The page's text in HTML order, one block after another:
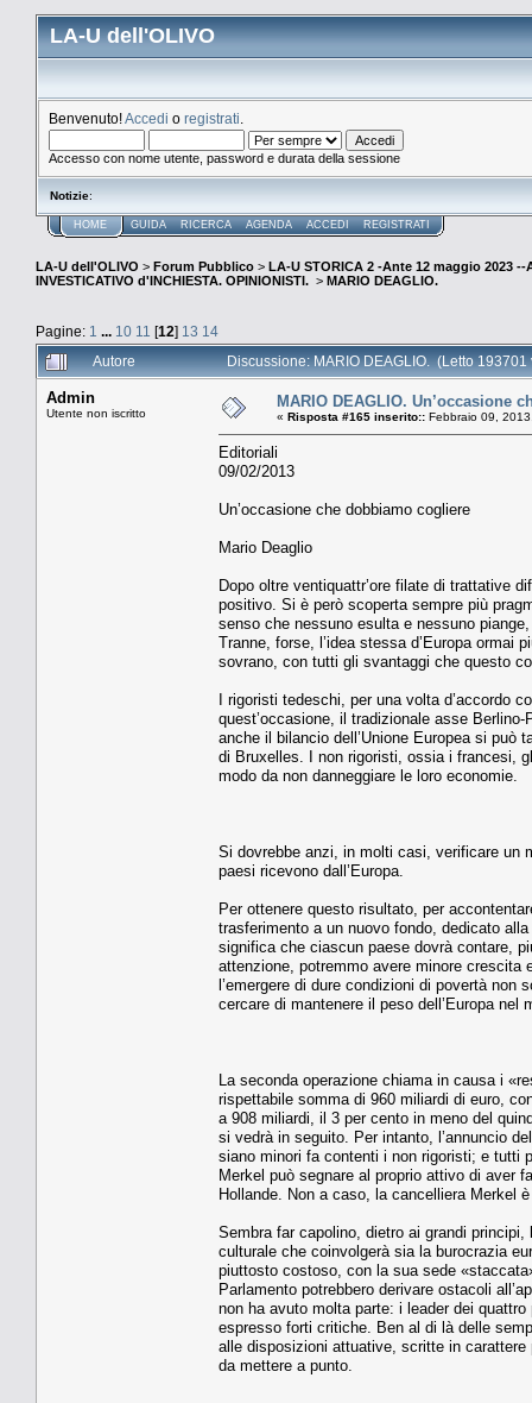
LA-U dell'OLIVO
Benvenuto!Accedi o registrati
Accesso con nome utente, password e durata della sessione
Notizie:
HOME GUIDA RICERCA AGENDA ACCEDI REGISTRATI
LA-U dell'OLIVO > Forum Pubblico > LA-U STORICA 2 -Ante 12 maggio 2023 --
INVESTICATIVO d'INCHIESTA. OPINIONISTI. > MARIO DEAGLIO.
Pagine: 1 ... 10 11 [12] 13 14
Autore
Discussione: MARIO DEAGLIO. (Letto 193701
Admin
Utente non iscritto
MARIO DEAGLIO. Un’occasione
« Risposta #165 inserito:: Febbraio 09,
Editoriali
09/02/2013
Un’occasione che dobbiamo cogliere
Mario Deaglio
Dopo oltre ventiquattr’ore filate di trattative
positivo. Si è però scoperta sempre più
senso che nessuno esulta e nessuno
Tranne, forse, l’idea stessa d’Europa ormai
sovrano, con tutti gli svantaggi che questo
I rigoristi tedeschi, per una volta d’accordo
quest’occasione, il tradizionale asse
anche il bilancio dell’Unione Europea si può
di Bruxelles. I non rigoristi, ossia i francesi,
modo da non danneggiare le loro economie.
Si dovrebbe anzi, in molti casi, verificare un
paesi ricevono dall’Europa.
Per ottenere questo risultato, per
trasferimento a un nuovo fondo, dedicato
significa che ciascun paese dovrà contare,
attenzione, potremmo avere minore
l’emergere di dure condizioni di povertà non
cercare di mantenere il peso dell’Europa nel
La seconda operazione chiama in causa i
rispettabile somma di 960 miliardi di euro,
a 908 miliardi, il 3 per cento in meno del
si vedrà in seguito. Per intanto, l’annuncio
siano minori fa contenti i non rigoristi; e tutti
Merkel può segnare al proprio attivo di aver
Hollande. Non a caso, la cancelliera Merkel
Sembra far capolino, dietro ai grandi principi,
culturale che coinvolgerà sia la burocrazia
piuttosto costoso, con la sua sede
Parlamento potrebbero derivare ostacoli
non ha avuto molta parte: i leader dei
espresso forti critiche. Ben al di là delle
alle disposizioni attuative, scritte in
da mettere a punto.